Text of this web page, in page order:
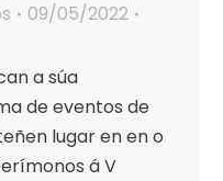
09/05/2022
a súa
de eventos de
lugar en en o
á V